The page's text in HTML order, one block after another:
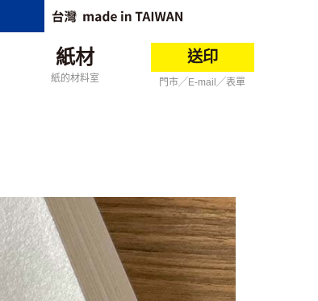
紙材
紙的材料室
送印
門市╱E-mail╱表單